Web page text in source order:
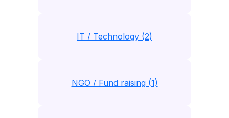
IT / Technology (2)
NGO / Fund raising (1)